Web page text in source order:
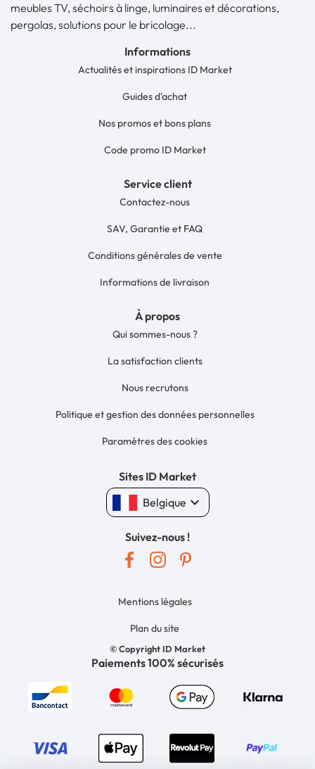
meubles TV, séchoirs à linge, luminaires et décorations,
pergolas, solutions pour le bricolage...
Informations
Actualités et inspirations ID Market
Guides d'achat
Nos promos et bons plans
Code promo ID Market
Service client
Contactez-nous
SAV, Garantie et FAQ
Conditions générales de vente
Informations de livraison
À propos
Qui sommes-nous ?
La satisfaction clients
Nous recrutons
Politique et gestion des données personnelles
Paramètres des cookies
Sites ID Market
Belgique keyboard_arrow_down
Suivez-nous !
© Copyright ID Market
Mentions légales
Plan du site
Paiements 100% sécurisés